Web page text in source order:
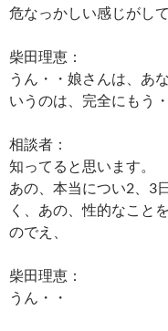
危なっかしい感じがして
柴田理恵：
うん・・娘さんは、あ
いうのは、完全にもう
相談者：
知ってると思います。
あの、本当につい2、3
く、あの、性的なこと
のでえ、
柴田理恵：
うん・・